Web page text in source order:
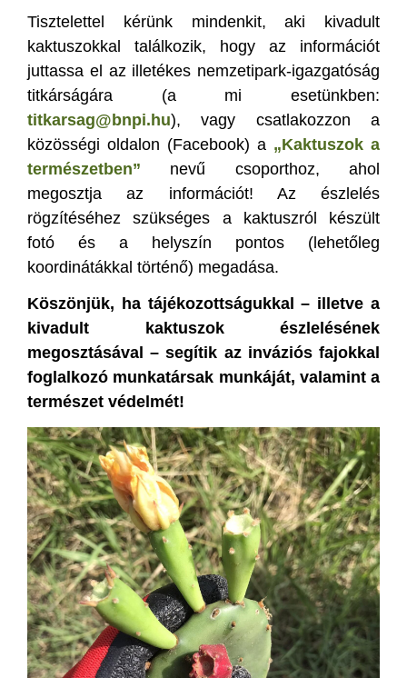
Tisztelettel kérünk mindenkit, aki kivadult
kaktuszokkal találkozik, hogy az információt
juttassa el az illetékes nemzetipark-igazgatóság
titkárságára (a mi esetünkben:
titkarsag@bnpi.hu), vagy csatlakozzon a
közösségi oldalon (Facebook) a „Kaktuszok a
természetben” nevű csoporthoz, ahol
megosztja az információt! Az észlelés
rögzítéséhez szükséges a kaktuszról készült
fotó és a helyszín pontos (lehetőleg
koordinátákkal történő) megadása.
Köszönjük, ha tájékozottságukkal – illetve a
kivadult kaktuszok észlelésének
megosztásával – segítik az inváziós fajokkal
foglalkozó munkatársak munkáját, valamint a
természet védelmét!